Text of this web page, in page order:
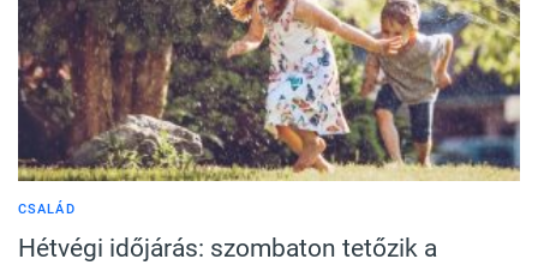
CSALÁD
Hétvégi időjárás: szombaton tetőzik a